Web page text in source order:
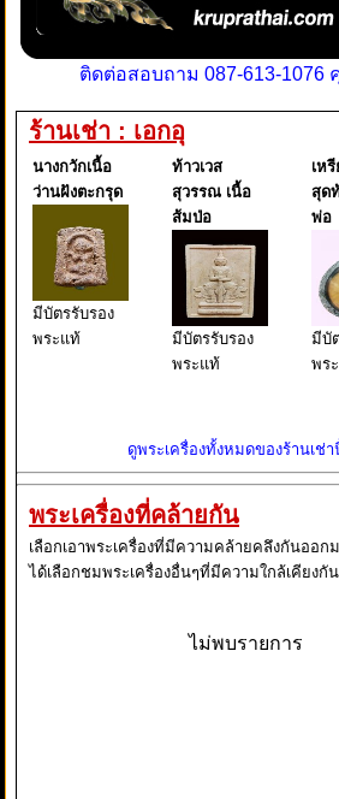
ติดต่อสอบถาม 087-613-
ร้านเช่า : เอกอุ
นางกวักเนื้อ
ว่านฝังตะกรุด
มีบัตรรับรอง
พระแท้
ท้าวเวส
สุวรรณ เนื้อ
ส้มป่อ
มีบัตรรับรอง
พระแท้
เห
สุด
พ่อ
มีบั
พร
ดูพระเครื่องทั้งหมดของร้านเช่า
พระเครื่องที่คล้ายกัน
เลือกเอาพระเครื่องที่มีความคล้ายคลึงกันออก
ได้เลือกชมพระเครื่องอื่นๆที่มีความใกล้เคียงกัน
ไม่พบรายการ